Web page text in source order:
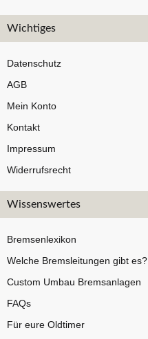
Wichtiges
Datenschutz
AGB
Mein Konto
Kontakt
Impressum
Widerrufsrecht
Wissenswertes
Bremsenlexikon
Welche Bremsleitungen gibt es?
Custom Umbau Bremsanlagen
FAQs
Für eure Oldtimer